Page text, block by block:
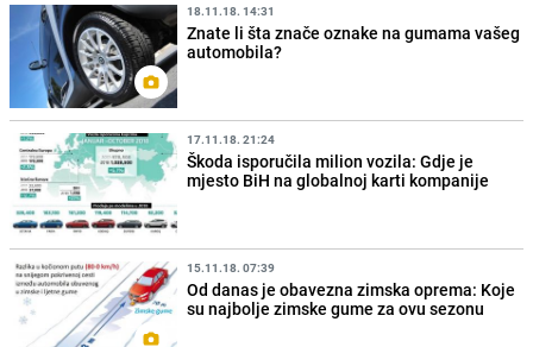
18.11.18. 14:31
Znate li šta znače oznake na gumama vašeg
automobila?
17.11.18. 21:24
Škoda isporučila milion vozila: Gdje je
mjesto BiH na globalnoj karti kompanije
15.11.18. 07:39
Od danas je obavezna zimska oprema: Koje
su najbolje zimske gume za ovu sezonu